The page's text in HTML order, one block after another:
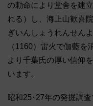
の勅命により堂舎を建
れる）し、海上山歓喜
ぎいんしょうれんせん
（1160）雷火で伽藍を
より千葉氏の厚い信仰
います。
昭和25･27年の発掘調